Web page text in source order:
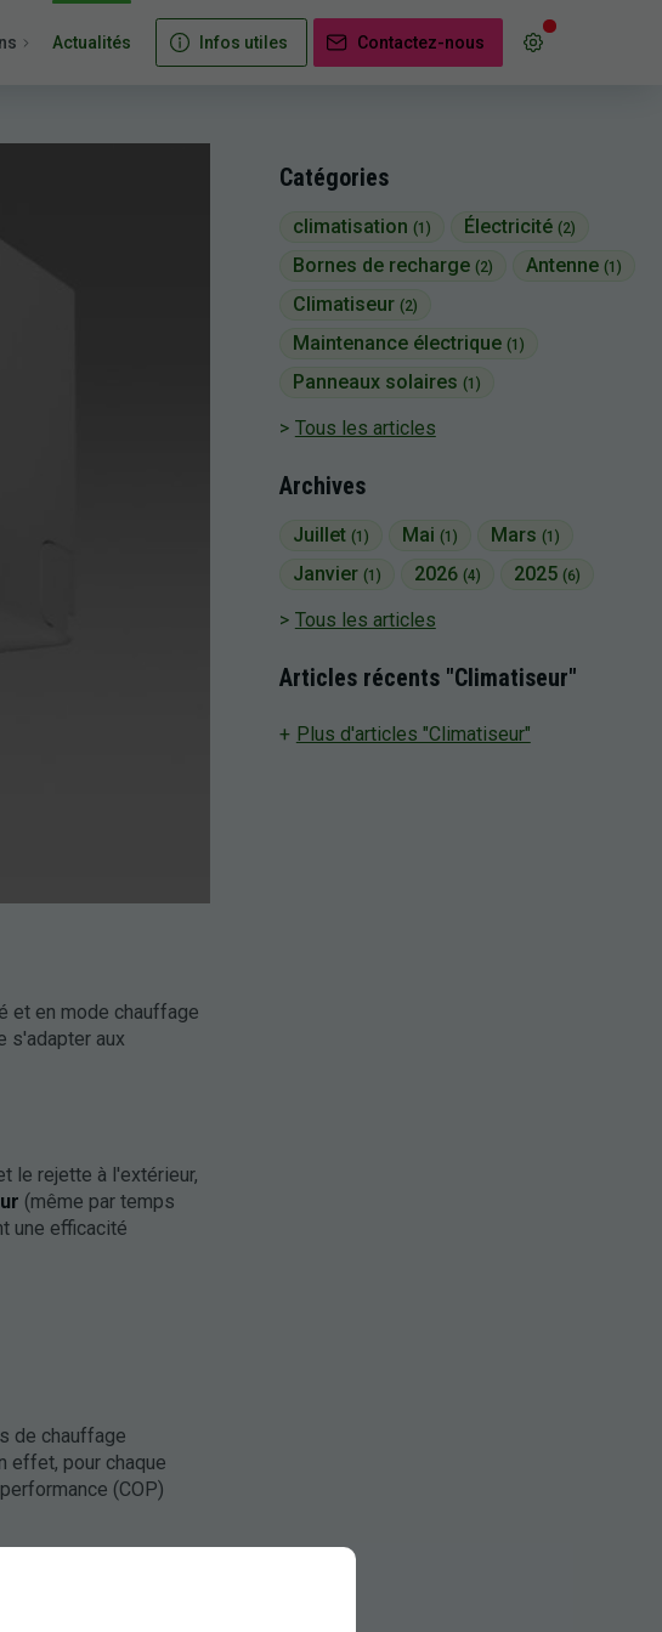
Actualités Infos utiles Contactez-nous
Catégories
climatisation (1) Électricité (2)
Bornes de recharge (2) Antenne (1)
Climatiseur (2)
Maintenance électrique (1)
Panneaux solaires (1)
Tous les articles
Archives
Juillet (1) Mai (1) Mars (1)
Janvier (1) 2026 (4) 2025 (6)
Tous les articles
Articles récents "Climatiseur"
Plus d'articles "Climatiseur"
et en mode chauffage
s'adapter aux
le rejette à l'extérieur,
(même par temps
une efficacité
de chauffage
effet, pour chaque
(COP)
Par comparaison,